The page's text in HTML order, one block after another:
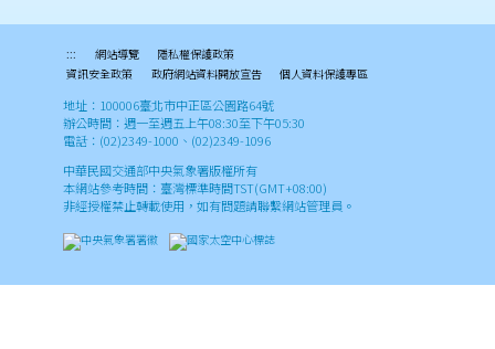
::: 網站導覽
隱私權保護政策
資訊安全政策
政府網站資料開放宣告 個人資料保護專區
地址：100006臺北市中正區公園路64號
辦公時間：週一至週五上午08:30至下午05:30
電話：(02)2349-1000、(02)2349-1096
中華民國交通部中央氣象署版權所有
本網站參考時間：臺灣標準時間TST(GMT+08:00)
非經授權禁止轉載使用，如有問題請聯繫網站管理員。